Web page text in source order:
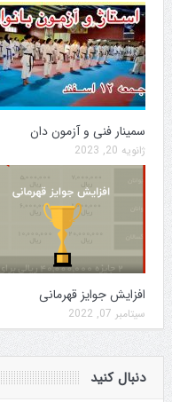
سمینار فنی و آزمون دان
ژانویه 20, 2023
افزایش جوایز قهرمانی
سپتامبر 07, 2022
دنبال کنید